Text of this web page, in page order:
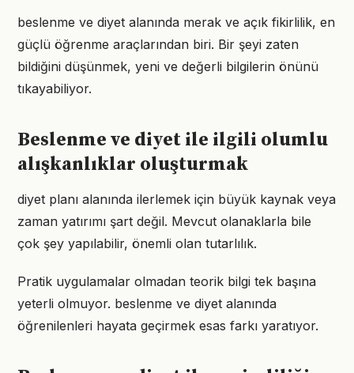
beslenme ve diyet alanında merak ve açık fikirlilik, en
güçlü öğrenme araçlarından biri. Bir şeyi zaten
bildiğini düşünmek, yeni ve değerli bilgilerin önünü
tıkayabiliyor.
Beslenme ve diyet ile ilgili olumlu
alışkanlıklar oluşturmak
diyet planı alanında ilerlemek için büyük kaynak veya
zaman yatırımı şart değil. Mevcut olanaklarla bile
çok şey yapılabilir, önemli olan tutarlılık.
Pratik uygulamalar olmadan teorik bilgi tek başına
yeterli olmuyor. beslenme ve diyet alanında
öğrenilenleri hayata geçirmek esas farkı yaratıyor.